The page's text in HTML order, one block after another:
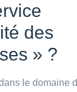
des
» ?
le domaine